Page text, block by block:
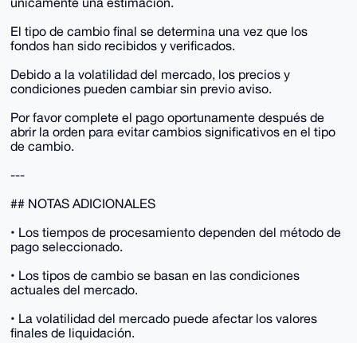
El tipo de cambio final se determina una vez que los
fondos han sido recibidos y verificados.
Debido a la volatilidad del mercado, los precios y
condiciones pueden cambiar sin previo aviso.
Por favor complete el pago oportunamente después de
abrir la orden para evitar cambios significativos en el tipo
de cambio.
---
## NOTAS ADICIONALES
• Los tiempos de procesamiento dependen del método de
pago seleccionado.
• Los tipos de cambio se basan en las condiciones
actuales del mercado.
• La volatilidad del mercado puede afectar los valores
finales de liquidación.